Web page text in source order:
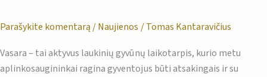
Parašykite komentarą /Naujienos /Tomas Kantaravičius
Vasara – tai aktyvus laukinių gyvūnų laikotarpis, kurio metu
aplinkosaugininkai ragina gyventojus būti atsakingais ir su